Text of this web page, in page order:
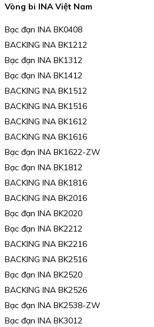
Vòng bi INA Việt Nam
Bạc đạn INA BK0408
BACKING INA BK1212
Bạc đạn INA BK1312
Bạc đạn INA BK1412
BACKING INA BK1512
BACKING INA BK1516
BACKING INA BK1612
BACKING INA BK1616
Bạc đạn INA BK1622-ZW
Bạc đạn INA BK1812
BACKING INA BK1816
BACKING INA BK2016
Bạc đạn INA BK2020
Bạc đạn INA BK2212
BACKING INA BK2216
BACKING INA BK2516
Bạc đạn INA BK2520
BACKING INA BK2526
Bạc đạn INA BK2538-ZW
Bạc đạn INA BK3012